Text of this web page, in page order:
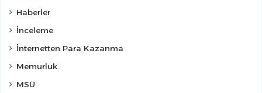
Haberler
İnceleme
İnternetten Para Kazanma
Memurluk
MSÜ